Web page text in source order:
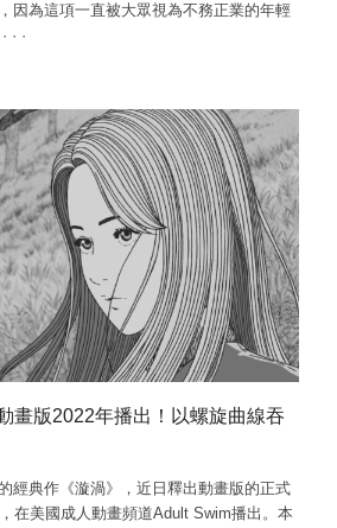
因為這項一直被大眾視為不務正業的年輕
· · ·
畫版2022年播出！以螺旋曲線吞
經典作《漩渦》，近日釋出動畫版的正式
在美國成人動畫頻道Adult Swim播出。本